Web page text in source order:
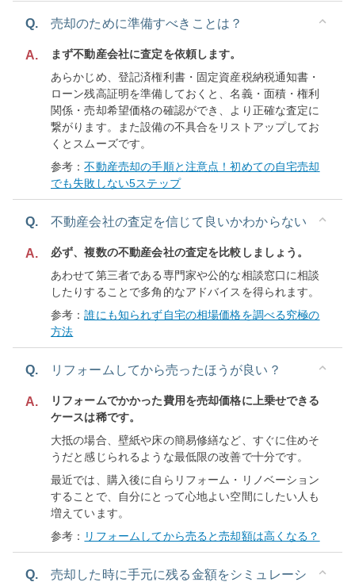
Q. 売却のために準備すべきことは？
A.
まず不動産会社に査定を依頼します。
あらかじめ、登記済権利書・固定資産税納税通知書・
ローン残高証明を準備しておくと、名義・面積・権利
関係・売却希望価格の確認ができ、より正確な査定に
繋がります。また設備の不具合をリストアップしてお
くとスムーズです。
参考：不動産売却の手順と注意点！初めての自宅売却
でも失敗しない5ステップ
Q. 不動産会社の査定を信じて良いかわからない
A.
必ず、複数の不動産会社の査定を比較しましょう。
あわせて第三者である専門家や公的な相談窓口に相談
したりすることで多角的なアドバイスを得られます。
参考：誰にも知られず自宅の相場価格を調べる究極の
方法
Q. リフォームしてから売ったほうが良い？
A.
リフォームでかかった費用を売却価格に上乗せできる
ケースは稀です。
大抵の場合、壁紙や床の簡易修繕など、すぐに住めそ
うだと感じられるような最低限の改善で十分です。
最近では、購入後に自らリフォーム・リノベーション
することで、自分にとって心地よい空間にしたい人も
増えています。
参考： リフォームしてから売ると売却額は高くなる？
Q.
売却した時に手元に残る金額をシミュレーシ